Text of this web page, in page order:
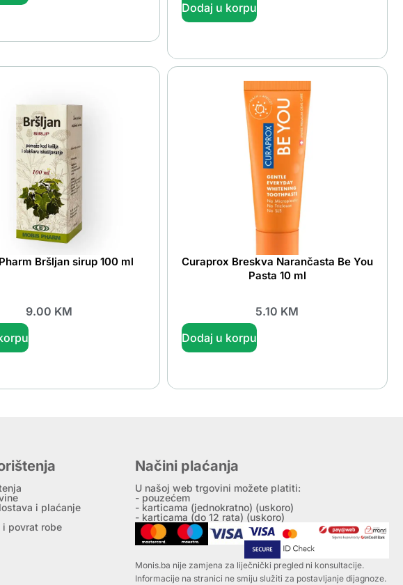
Dodaj u korpu
Bršljan sirup 100 ml
9.00 KM
Curaprox Breskva Narančasta Be You
Pasta 10 ml
5.10 KM
Dodaj u korpu
i plaćanje
i povrat robe
Načini plaćanja
U našoj web trgovini možete platiti:
- pouzećem
- karticama (jednokratno) (uskoro)
- karticama (do 12 rata) (uskoro)
Monis.ba nije zamjena za liječnički pregled ni konsultacije.
Informacije na stranici ne smiju služiti za postavljanje dijagnoze.